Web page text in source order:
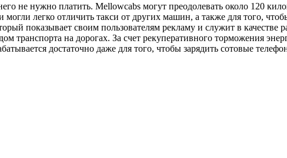
не нужно платить. Mellowcabs могут преодолевать около 120
легко отличить такси от других машин, а также для того,
показывает своим пользователям рекламу и служит в качестве
на дорогах. За счет рекуперативного торможения
достаточно даже для того, чтобы зарядить сотовые